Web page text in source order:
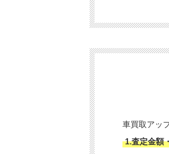
車買取アッ
1.査定金額